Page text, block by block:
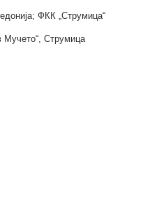
ФКК „Струмица“
Мучето“, Струмица